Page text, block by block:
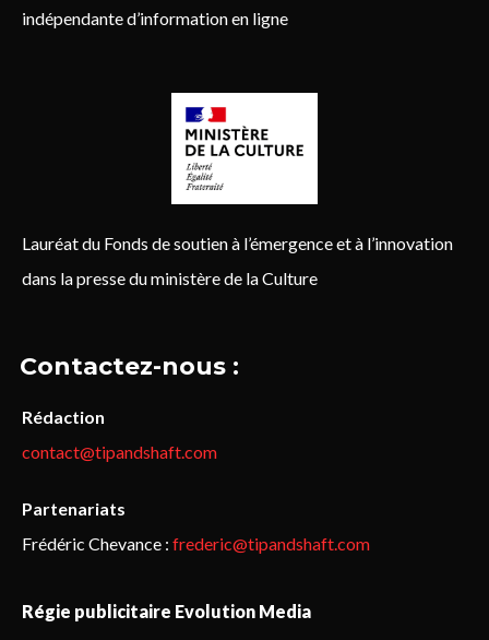
indépendante d’information en ligne
Lauréat du Fonds de soutien à l’émergence et à l’innovation
dans la presse du ministère de la Culture
Contactez-nous :
Rédaction
contact@tipandshaft.com
Partenariats
Frédéric Chevance : frederic@tipandshaft.com
Régie publicitaire Evolution Media